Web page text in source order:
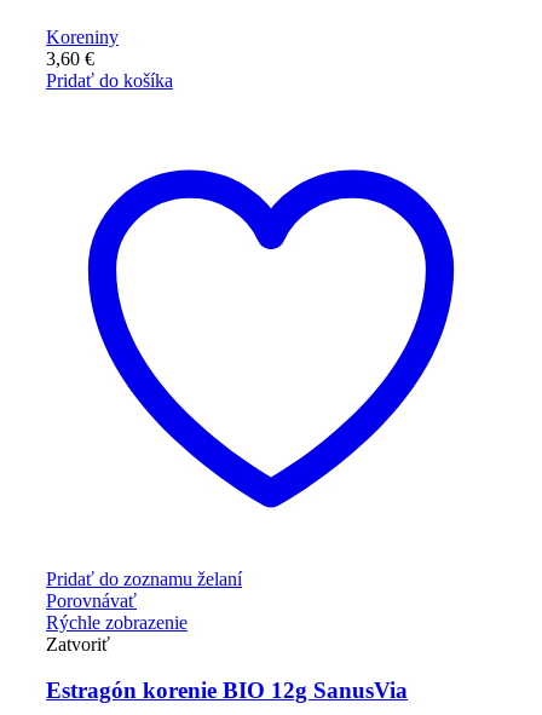
Koreniny
3,60 €
Pridať do košíka
Pridať do zoznamu želaní
Porovnávať
Rýchle zobrazenie
Zatvoriť
Estragón korenie BIO 12g SanusVia